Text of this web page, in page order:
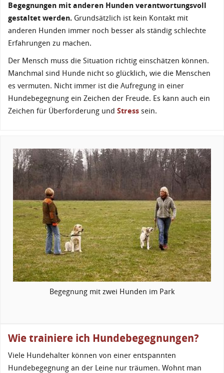
Begegnungen mit anderen Hunden verantwortungsvoll
gestaltet werden. Grundsätzlich ist kein Kontakt mit
anderen Hunden immer noch besser als ständig schlechte
Erfahrungen zu machen.
Der Mensch muss die Situation richtig einschätzen können.
Manchmal sind Hunde nicht so glücklich, wie die Menschen
es vermuten. Nicht immer ist die Aufregung in einer
Hundebegegnung ein Zeichen der Freude. Es kann auch ein
Zeichen für Überforderung und Stress sein.
Begegnung mit zwei Hunden im Park
Wie trainiere ich Hundebegegnungen?
Viele Hundehalter können von einer entspannten
Hundebegegnung an der Leine nur träumen. Wohnt man